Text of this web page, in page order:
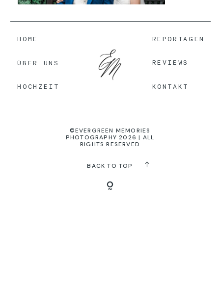
HOME
ÜBER UNS
HOCHZEIT
REPORTAGEN
REVIEWS
KONTAKT
©EVERGREEN MEMORIES
PHOTOGRAPHY 2026 | ALL
RIGHTS RESERVED
BACK TO TOP
REVIEWS